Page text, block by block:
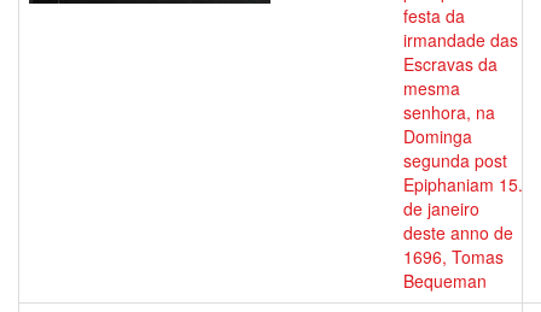
festa da
irmandade das
Escravas da
mesma
senhora, na
Dominga
segunda post
Epiphaniam 15.
de janeiro
deste anno de
1696, Tomas
Bequeman